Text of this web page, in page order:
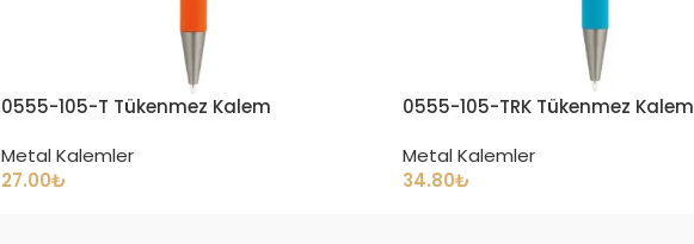
0555-105-T Tükenmez Kalem
Metal Kalemler
27.00₺
0555-105-TRK Tükenmez Kalem
Metal Kalemler
34.80₺